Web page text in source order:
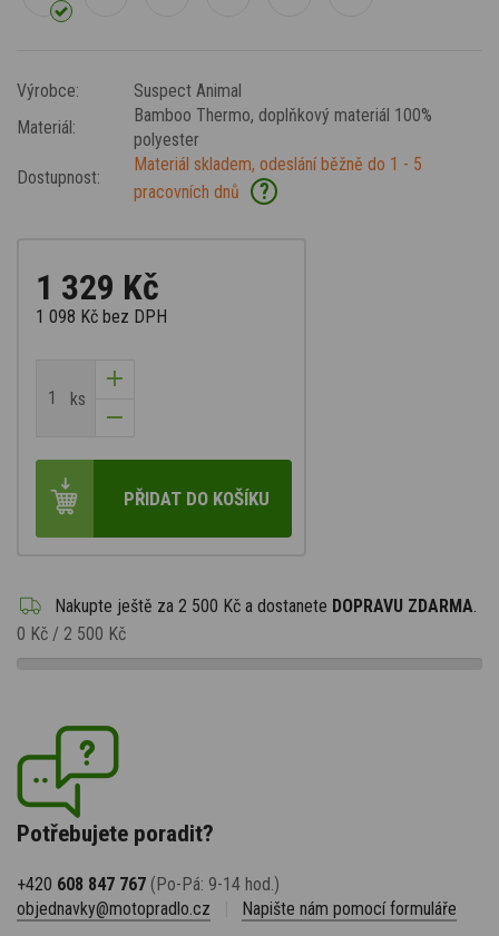
Výrobce:
Suspect Animal
Materiál:
Bamboo Thermo, doplňkový materiál 100%
polyester
Dostupnost:
Materiál skladem, odeslání běžně do 1 - 5
pracovních dnů
?
1 329 Kč
1 098 Kč bez DPH
ks
PŘIDAT DO KOŠÍKU
Nakupte ještě za 2 500 Kč a dostanete DOPRAVU ZDARMA
0 Kč / 2 500 Kč
Potřebujete poradit?
+420 608 847 767 (Po-Pá: 9-14 hod.)
objednavky@motopradlo.cz
Napište nám pomocí formuláře